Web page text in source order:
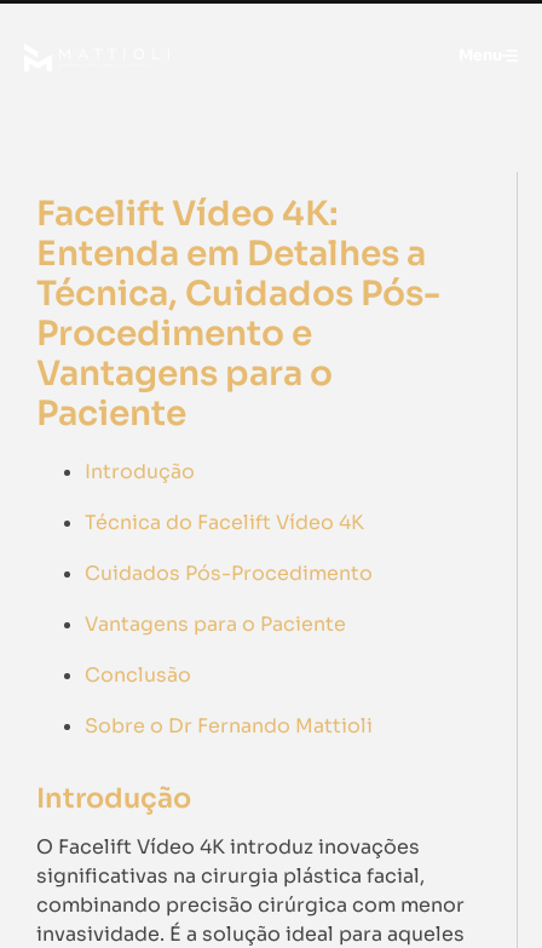
Facelift Vídeo 4K:
Entenda em Detalhes a
Técnica, Cuidados Pós-
Procedimento e
Vantagens para o
Paciente
Introdução
Técnica do Facelift Vídeo 4K
Cuidados Pós-Procedimento
Vantagens para o Paciente
Conclusão
Sobre o Dr Fernando Mattioli
Introdução
O Facelift Vídeo 4K introduz inovações
significativas na cirurgia plástica facial,
combinando precisão cirúrgica com menor
invasividade. É a solução ideal para aqueles